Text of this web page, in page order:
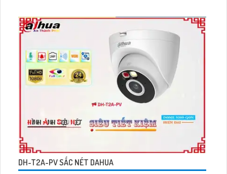
nghệ IP Wifi tiên tiến, camera không chỉ đảm bảo kết nối ổn
định mà còn không bị giảm chất lượng hình ảnh
DH-T2A-PV SẮC NÉT DAHUA